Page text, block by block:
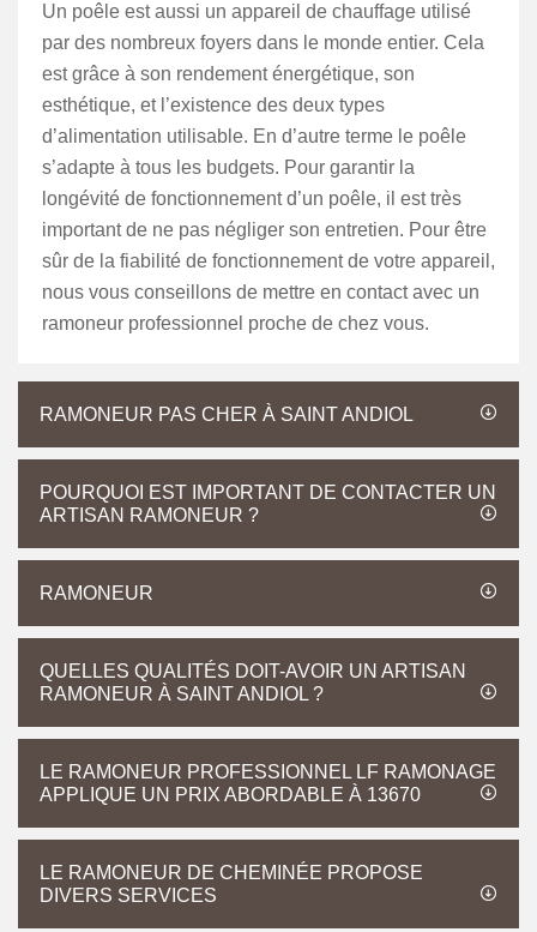
Un poêle est aussi un appareil de chauffage utilisé
par des nombreux foyers dans le monde entier. Cela
est grâce à son rendement énergétique, son
esthétique, et l’existence des deux types
d’alimentation utilisable. En d’autre terme le poêle
s’adapte à tous les budgets. Pour garantir la
longévité de fonctionnement d’un poêle, il est très
important de ne pas négliger son entretien. Pour être
sûr de la fiabilité de fonctionnement de votre appareil,
nous vous conseillons de mettre en contact avec un
ramoneur professionnel proche de chez vous.
RAMONEUR PAS CHER À SAINT ANDIOL
POURQUOI EST IMPORTANT DE CONTACTER UN
ARTISAN RAMONEUR ?
RAMONEUR
QUELLES QUALITÉS DOIT-AVOIR UN ARTISAN
RAMONEUR À SAINT ANDIOL ?
LE RAMONEUR PROFESSIONNEL LF RAMONAGE
APPLIQUE UN PRIX ABORDABLE À 13670
LE RAMONEUR DE CHEMINÉE PROPOSE
DIVERS SERVICES